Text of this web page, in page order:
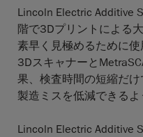
Lincoln Electric Additive
階で3Dプリントによる
素早く見極めるために
3Dスキャナーと
果、検査時間の短縮だ
製造ミスを低減できるよ
Lincoln Electric Additive